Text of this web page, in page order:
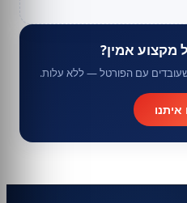
אמין?
עם הפורטל — ללא עלות.
איתנו